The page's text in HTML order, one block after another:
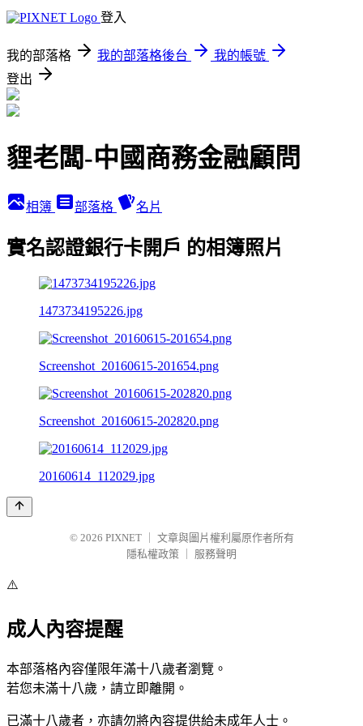
登入
我的部落格 我的部落格後台
我的帳號
登出
貍老闆-中國商務金融顧問
相簿 部落格 名片
實名認證銀行卡開戶 的相簿照片
1473734195226.jpg
Screenshot_20160615-201654.png
Screenshot_20160615-202820.png
20160614_112029.jpg
© 2026 PIXNET
文章與圖片權利屬原作者所有
隱私權政策
服務聲明
⚠️
成人內容提醒
本部落格內容僅限年滿十八歲者瀏覽。
若您未滿十八歲，請立即離開。
已滿十八歲者，亦請勿將內容提供給未成年人士。